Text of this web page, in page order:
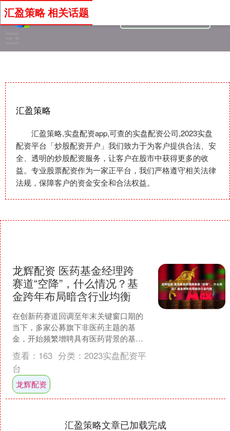
汇盈策略
汇盈策略,实盘配资app,可查的实盘配资公司,2023实盘
配资平台「炒股配资开户」我们致力于为客户提供合法、安
全、透明的炒股配资服务，让客户在股市中获得更多的收
益。专业股票配资作为一家正平台，我们严格遵守相关法律
法规，保障客户的资金安全和合法权益。
汇盈策略 相关话题
龙辉配资 医药基金经理跨
赛道“空降”，什么情况？基
金跨年布局暗含行业均衡
在创新药赛道回调至年末关键窗口期的
当下，多家公募旗下非医药主题的基
金，开始频繁增聘具有医药背景的基金
经理。 近期，多只重仓科技股、半导体
股及地产股的非医药主题基....
查看： 163 分类： 2023实盘配资平
台
龙辉配资
汇盈策略文章已加载完成